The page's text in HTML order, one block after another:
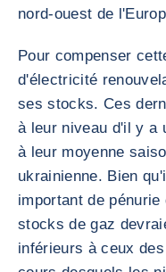
nord-ouest de
Pour compenser
d'électricité
ses stocks. Ces
à leur niveau d'il y a
à leur moyenne
ukrainienne. Bien
important de
stocks de gaz
inférieurs à ceux